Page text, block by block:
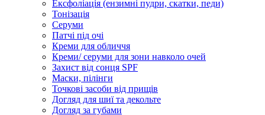
Ексфоліація (ензимні пудри, скатки, педи)
Тонізація
Серуми
Патчі під очі
Креми для обличчя
Креми/ серуми для зони навколо очей
Захист від сонця SPF
Маски, пілінги
Точкові засоби від прищів
Догляд для шиї та декольте
Догляд за губами